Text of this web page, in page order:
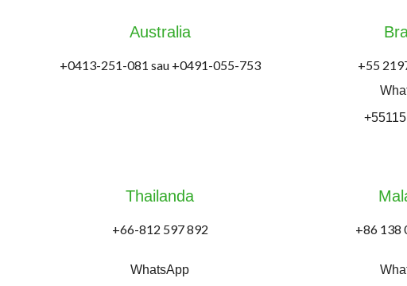
Australia
+0413-251-081 sau +0491-055-753 +55
Thailanda
+66-812 597 892
WhatsApp
+86 138